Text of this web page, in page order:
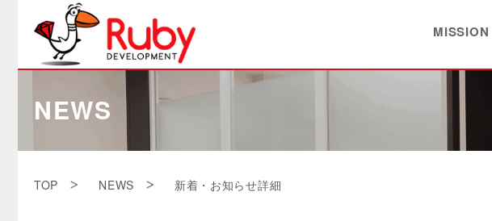
MISSION
NEWS
TOP NEWS 新着・お知らせ詳細